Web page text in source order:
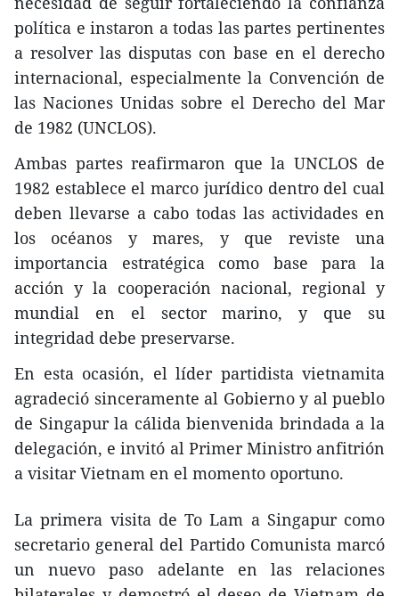
política e instaron a todas las partes pertinentes
a resolver las disputas con base en el derecho
internacional, especialmente la Convención de
las Naciones Unidas sobre el Derecho del Mar
de 1982 (UNCLOS).
Ambas partes reafirmaron que la UNCLOS de
1982 establece el marco jurídico dentro del cual
deben llevarse a cabo todas las actividades en
los océanos y mares, y que reviste una
importancia estratégica como base para la
acción y la cooperación nacional, regional y
mundial en el sector marino, y que su
integridad debe preservarse.
En esta ocasión, el líder partidista vietnamita
agradeció sinceramente al Gobierno y al pueblo
de Singapur la cálida bienvenida brindada a la
delegación, e invitó al Primer Ministro anfitrión
a visitar Vietnam en el momento oportuno.
La primera visita de To Lam a Singapur como
secretario general del Partido Comunista marcó
un nuevo paso adelante en las relaciones